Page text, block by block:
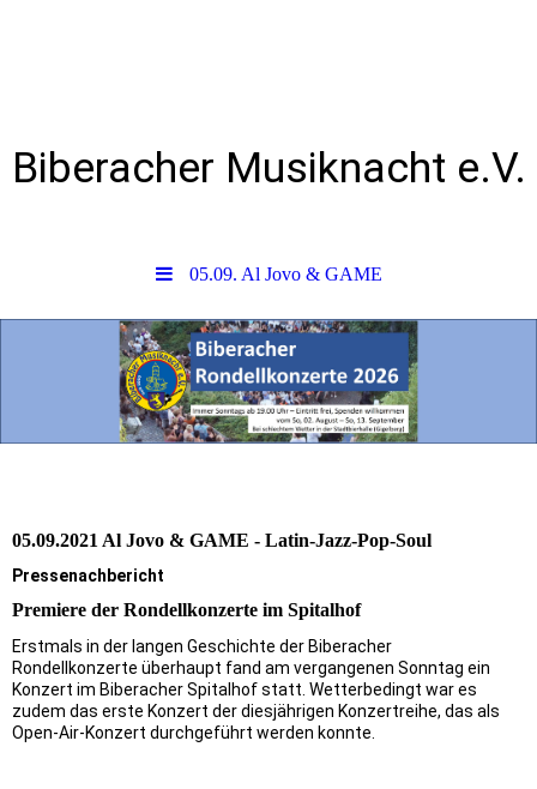
Biberacher Musiknacht e.V.
05.09. Al Jovo & GAME
05.09.2021 Al Jovo & GAME - Latin-Jazz-Pop-Soul
Pressenachbericht
Premiere der Rondellkonzerte im Spitalhof
Erstmals in der langen Geschichte der Biberacher
Rondellkonzerte überhaupt fand am vergangenen Sonntag ein
Konzert im Biberacher Spitalhof statt. Wetterbedingt war es
zudem das erste Konzert der diesjährigen Konzertreihe, das als
Open-Air-Konzert durchgeführt werden konnte.